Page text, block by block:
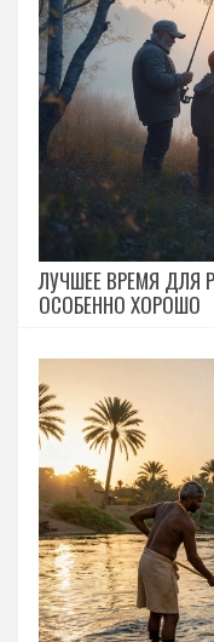
ЛУЧШЕЕ ВРЕМЯ ДЛЯ
ОСОБЕННО ХОРОШО